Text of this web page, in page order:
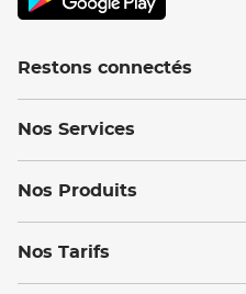
Restons connectés
Nos Services
Nos Produits
Nos Tarifs